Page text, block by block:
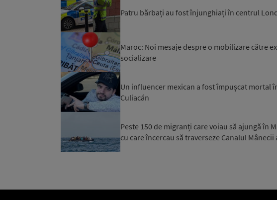
Patru bărbați au fost înjunghiați în centrul
Maroc: Noi mesaje despre o mobilizare către
socializare
Un influencer mexican a fost împușcat mortal
Culiacán
Peste 150 de migranți care voiau să ajungă în
cu care încercau să traverseze Canalul Mânecii